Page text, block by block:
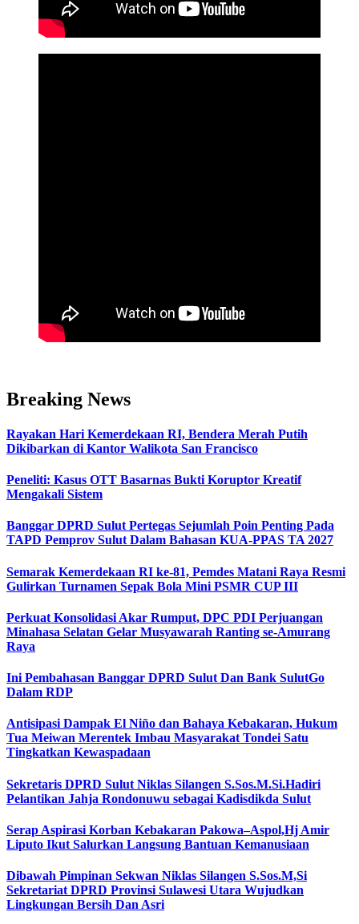
Breaking News
Rayakan Hari Kemerdekaan RI, Bendera Merah Putih
Dikibarkan di Kantor Walikota San Francisco
Peneliti: Kasus OTT Basarnas Bukti Koruptor Kreatif
Mengakali Sistem
Banggar DPRD Sulut Pertegas Sejumlah Poin Penting Pada
TAPD Pemprov Sulut Dalam Bahasan KUA-PPAS TA 2027
Semarak Kemerdekaan RI ke-81, Pemdes Matani Raya Resmi
Gulirkan Turnamen Sepak Bola Mini PSMR CUP III
Perkuat Konsolidasi Akar Rumput, DPC PDI Perjuangan
Minahasa Selatan Gelar Musyawarah Ranting se-Amurang
Raya
Ini Pembahasan Banggar DPRD Sulut Dan Bank SulutGo
Dalam RDP
Antisipasi Dampak El Niño dan Bahaya Kebakaran, Hukum
Tua Meiwan Merentek Imbau Masyarakat Tondei Satu
Tingkatkan Kewaspadaan
Sekretaris DPRD Sulut Niklas Silangen S.Sos.M.Si.Hadiri
Pelantikan Jahja Rondonuwu sebagai Kadisdikda Sulut
Serap Aspirasi Korban Kebakaran Pakowa–Aspol,Hj Amir
Liputo Ikut Salurkan Langsung Bantuan Kemanusiaan
Dibawah Pimpinan Sekwan Niklas Silangen S.Sos.M,Si
Sekretariat DPRD Provinsi Sulawesi Utara Wujudkan
Lingkungan Bersih Dan Asri